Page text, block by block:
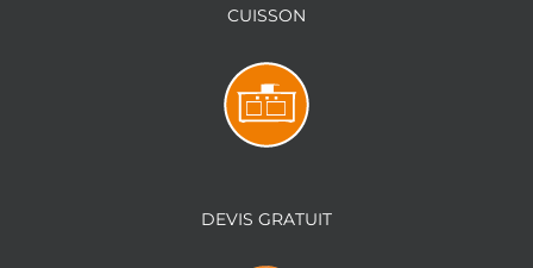
CUISSON
DEVIS GRATUIT